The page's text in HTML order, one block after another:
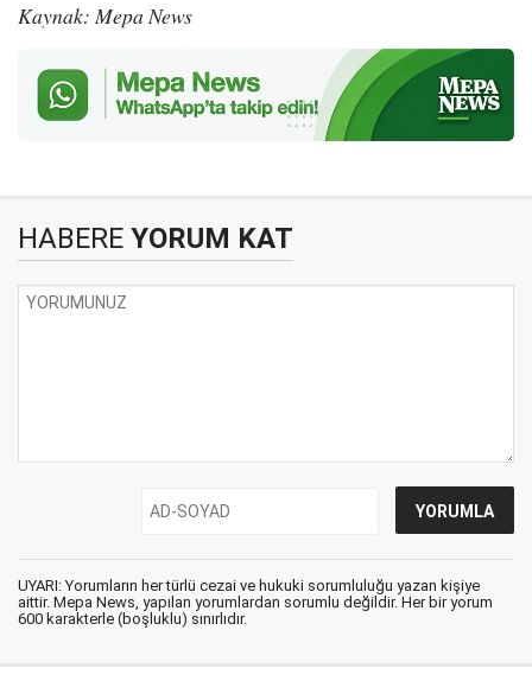
Kaynak: Mepa News
HABERE YORUM KAT
UYARI: Yorumların her türlü cezai ve hukuki sorumluluğu yazan kişiye
aittir. Mepa News, yapılan yorumlardan sorumlu değildir. Her bir yorum
600 karakterle (boşluklu) sınırlıdır.